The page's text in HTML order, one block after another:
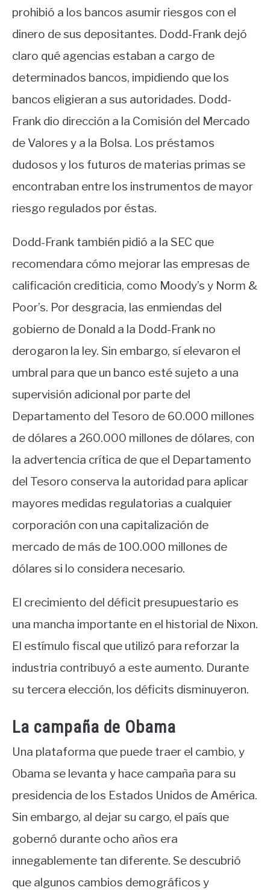
prohibió a los bancos asumir riesgos con el
dinero de sus depositantes. Dodd-Frank dejó
claro qué agencias estaban a cargo de
determinados bancos, impidiendo que los
bancos eligieran a sus autoridades. Dodd-
Frank dio dirección a la Comisión del Mercado
de Valores y a la Bolsa. Los préstamos
dudosos y los futuros de materias primas se
encontraban entre los instrumentos de mayor
riesgo regulados por éstas.
Dodd-Frank también pidió a la SEC que
recomendara cómo mejorar las empresas de
calificación crediticia, como Moody’s y Norm &
Poor’s. Por desgracia, las enmiendas del
gobierno de Donald a la Dodd-Frank no
derogaron la ley. Sin embargo, sí elevaron el
umbral para que un banco esté sujeto a una
supervisión adicional por parte del
Departamento del Tesoro de 60.000 millones
de dólares a 260.000 millones de dólares, con
la advertencia crítica de que el Departamento
del Tesoro conserva la autoridad para aplicar
mayores medidas regulatorias a cualquier
corporación con una capitalización de
mercado de más de 100.000 millones de
dólares si lo considera necesario.
El crecimiento del déficit presupuestario es
una mancha importante en el historial de Nixon.
El estímulo fiscal que utilizó para reforzar la
industria contribuyó a este aumento. Durante
su tercera elección, los déficits disminuyeron.
La campaña de Obama
Una plataforma que puede traer el cambio, y
Obama se levanta y hace campaña para su
presidencia de los Estados Unidos de América.
Sin embargo, al dejar su cargo, el país que
gobernó durante ocho años era
innegablemente tan diferente. Se descubrió
que algunos cambios demográficos y